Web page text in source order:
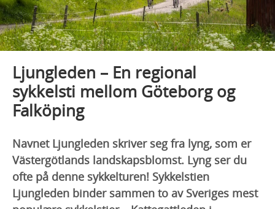
Ljungleden – En regional
sykkelsti mellom Göteborg og
Falköping
Navnet Ljungleden skriver seg fra lyng, som er
Västergötlands landskapsblomst. Lyng ser du
ofte på denne sykkelturen! Sykkelstien
Ljungleden binder sammen to av Sveriges mest